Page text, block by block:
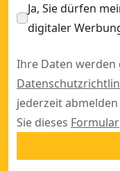
Ja, Sie dürfen
digitaler
Ihre Daten
jederzeit
Sie dieses Formular